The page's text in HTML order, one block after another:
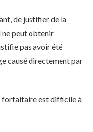
de justifier de la
ne peut obtenir
pas avoir été
causé directement par
forfaitaire est difficile à